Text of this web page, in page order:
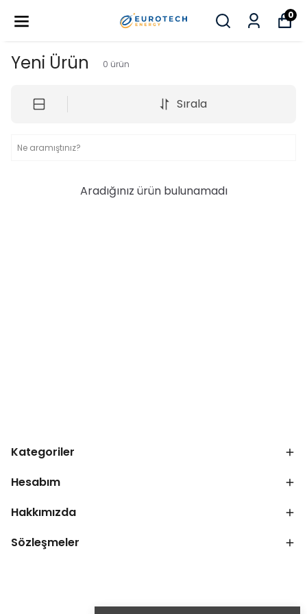
0
Yeni Ürün 0 ürün
Sırala
Aradığınız ürün bulunamadı
Kategoriler
Hesabım
Hakkımızda
Sözleşmeler